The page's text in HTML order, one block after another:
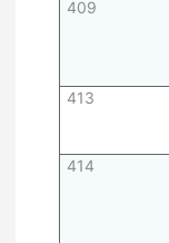
409
413
414